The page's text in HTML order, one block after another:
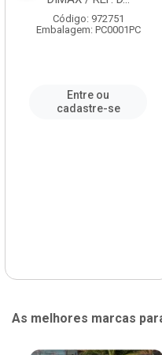
Código: 972751
Embalagem: PC0001PC
Entre ou
cadastre-se
As melhores marcas